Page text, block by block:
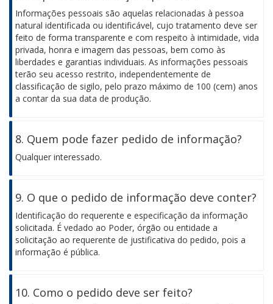
Informações pessoais são aquelas relacionadas à pessoa
natural identificada ou identificável, cujo tratamento deve ser
feito de forma transparente e com respeito à intimidade, vida
privada, honra e imagem das pessoas, bem como às
liberdades e garantias individuais. As informações pessoais
terão seu acesso restrito, independentemente de
classificação de sigilo, pelo prazo máximo de 100 (cem) anos
a contar da sua data de produção.
8. Quem pode fazer pedido de informação?
Qualquer interessado.
9. O que o pedido de informação deve conter?
Identificação do requerente e especificação da informação
solicitada. É vedado ao Poder, órgão ou entidade a
solicitação ao requerente de justificativa do pedido, pois a
informação é pública.
10. Como o pedido deve ser feito?